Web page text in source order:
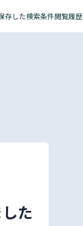
存した検索条件閲覧履歴
た